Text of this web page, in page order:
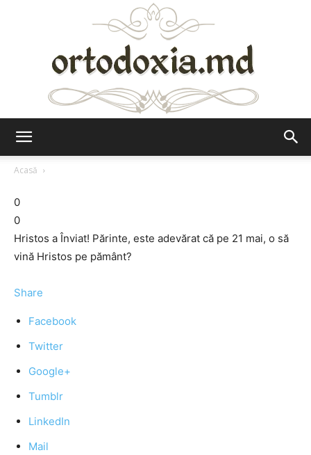
Acasă
0
0
Hristos a Înviat! Părinte, este adevărat că pe 21 mai, o să
vină Hristos pe pământ?
Share
Facebook
Twitter
Google+
Tumblr
LinkedIn
Mail